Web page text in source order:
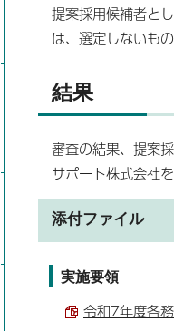
提案採用候補者と
は、選定しないもの
結果
審査の結果、提案
サポート株式会社
添付ファイル
実施要領
令和7年度各